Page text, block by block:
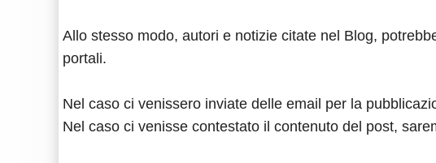
Allo stesso modo, autori e notizie citate nel Blog,
portali.
Nel caso ci venissero inviate delle email per la
Nel caso ci venisse contestato il contenuto del post,